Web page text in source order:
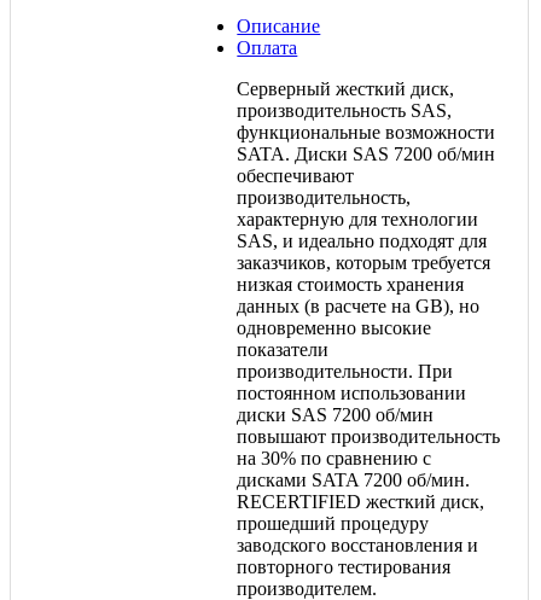
Описание
Оплата
Серверный жесткий диск,
производительность SAS,
функциональные возможности
SATA. Диски SAS 7200 об/мин
обеспечивают
производительность,
характерную для технологии
SAS, и идеально подходят для
заказчиков, которым требуется
низкая стоимость хранения
данных (в расчете на GB), но
одновременно высокие
показатели
производительности. При
постоянном использовании
диски SAS 7200 об/мин
повышают производительность
на 30% по сравнению с
дисками SATA 7200 об/мин.
RECERTIFIED жесткий диск,
прошедший процедуру
заводского восстановления и
повторного тестирования
производителем.